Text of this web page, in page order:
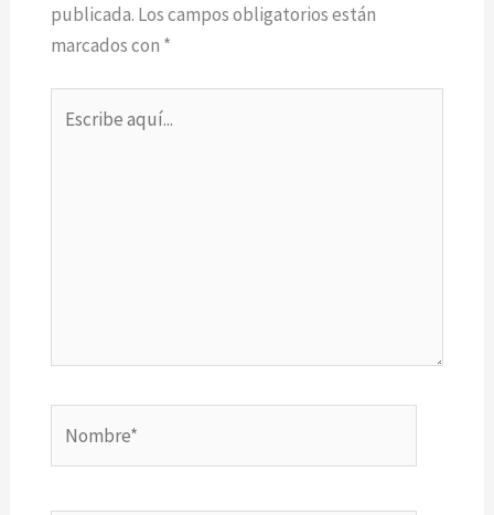
publicada. Los campos obligatorios están
marcados con *
aquí...